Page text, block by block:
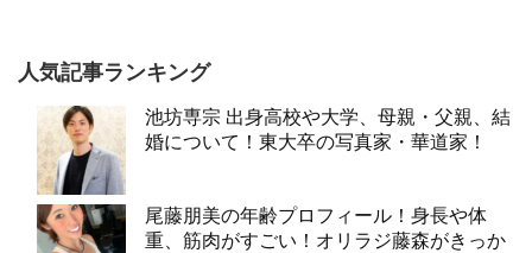
人気記事ランキング
池坊専宗 出身高校や大学、母親・父親、結
婚について！東大卒の写真家・華道家！
尾藤朋美の年齢プロフィール！身長や体
重、筋肉がすごい！オリラジ藤森がきっか